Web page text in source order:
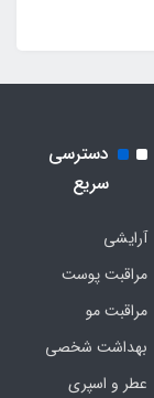
دسترسی
سریع
آرایشی
مراقبت پوست
مراقبت مو
بهداشت شخصی
عطر و اسپری